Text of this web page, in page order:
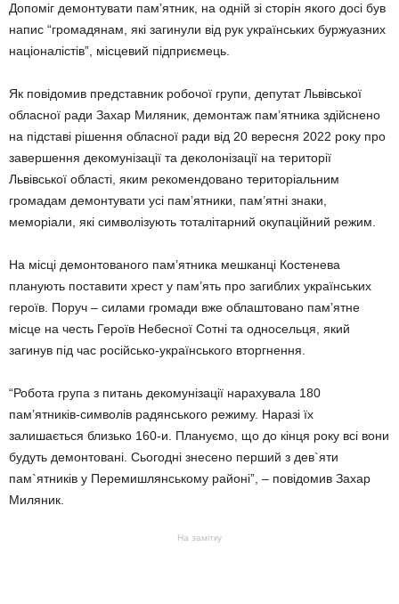
Допоміг демонтувати пам’ятник, на одній зі сторін якого досі був
напис “громадянам, які загинули від рук українських буржуазних
націоналістів”, місцевий підприємець.
Як повідомив представник робочої групи, депутат Львівської
обласної ради Захар Миляник, демонтаж пам’ятника здійснено
на підставі рішення обласної ради від 20 вересня 2022 року про
завершення декомунізації та деколонізації на території
Львівської області, яким рекомендовано територіальним
громадам демонтувати усі пам’ятники, пам’ятні знаки,
меморіали, які символізують тоталітарний окупаційний режим.
На місці демонтованого пам’ятника мешканці Костенева
планують поставити хрест у пам’ять про загиблих українських
героїв. Поруч – силами громади вже облаштовано пам’ятне
місце на честь Героїв Небесної Сотні та односельця, який
загинув під час російсько-українського вторгнення.
“Робота група з питань декомунізації нарахувала 180
пам’ятників-символів радянського режиму. Наразі їх
залишається близько 160-и. Плануємо, що до кінця року всі вони
будуть демонтовані. Сьогодні знесено перший з дев`яти
пам`ятників у Перемишлянському районі”, – повідомив Захар
Миляник.
На замітку